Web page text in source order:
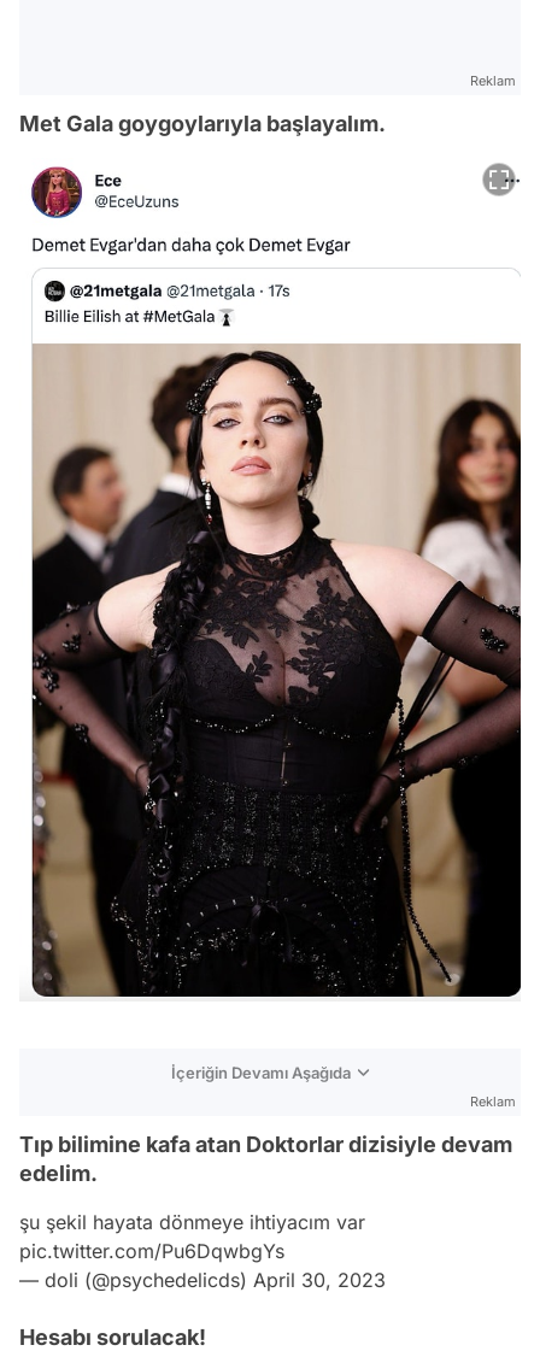
Reklam
Met Gala goygoylarıyla başlayalım.
İçeriğin Devamı Aşağıda
Reklam
Tıp bilimine kafa atan Doktorlar dizisiyle devam
edelim.
şu şekil hayata dönmeye ihtiyacım var
pic.twitter.com/Pu6DqwbgYs
— doli (@psychedelicds) April 30, 2023
Hesabı sorulacak!